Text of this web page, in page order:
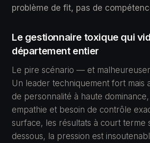
problème de fit, pas de
Le gestionnaire toxique qui
département entier
Le pire scénario — et
Un leader techniquement fort mais
de personnalité à haute
empathie et besoin de contrôle
surface, les résultats à court terme
dessous, la pression est